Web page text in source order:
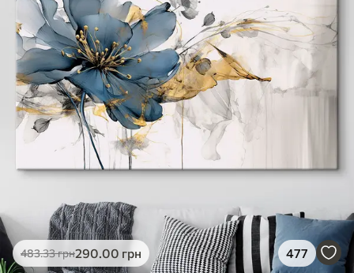
483.33грн290.00 грн 477